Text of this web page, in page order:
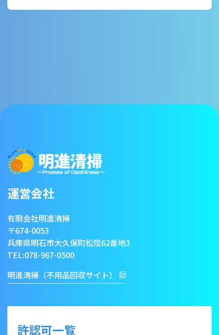
運営会社
有限会社明進清掃
〒674-0053
兵庫県明石市大久保町松陰62番地3
TEL:078-967-0500
明進清掃（不用品回収サイト）
許認可一覧